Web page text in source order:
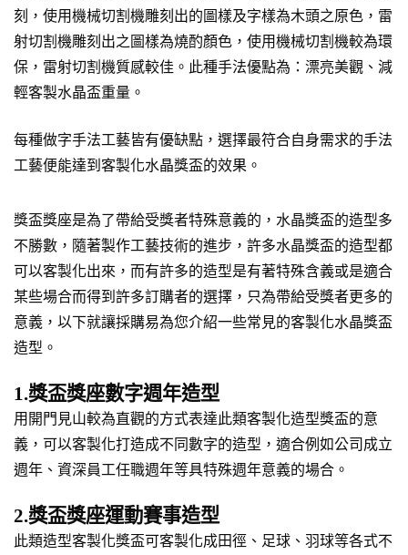
刻，使用機械切割機雕刻出的圖樣及字樣為木頭之原色，雷
射切割機雕刻出之圖樣為燒酌顏色，使用機械切割機較為環
保，雷射切割機質感較佳。此種手法優點為：漂亮美觀、減
輕客製水晶盃重量。
每種做字手法工藝皆有優缺點，選擇最符合自身需求的手法
工藝便能達到客製化水晶獎盃的效果。
獎盃獎座是為了帶給受獎者特殊意義的，水晶獎盃的造型多
不勝數，隨著製作工藝技術的進步，許多水晶獎盃的造型都
可以客製化出來，而有許多的造型是有著特殊含義或是適合
某些場合而得到許多訂購者的選擇，只為帶給受獎者更多的
意義，以下就讓採購易為您介紹一些常見的客製化水晶獎盃
造型。
1.獎盃獎座數字週年造型
用開門見山較為直觀的方式表達此類客製化造型獎盃的意
義，可以客製化打造成不同數字的造型，適合例如公司成立
週年、資深員工任職週年等具特殊週年意義的場合。
2.獎盃獎座運動賽事造型
此類造型客製化獎盃可客製化成田徑、足球、羽球等各式不